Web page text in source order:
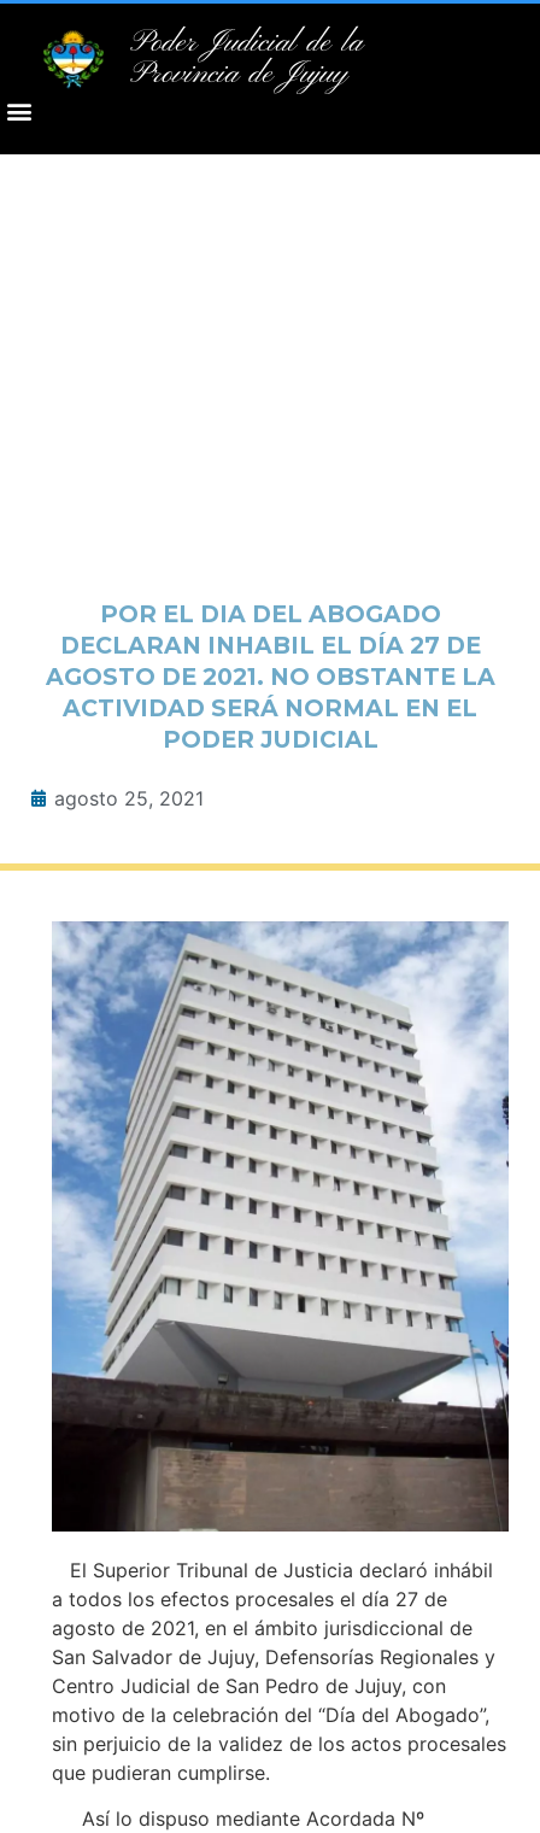
Poder Judicial de la
Provincia de Jujuy
POR EL DIA DEL ABOGADO
DECLARAN INHABIL EL DÍA 27 DE
AGOSTO DE 2021. NO OBSTANTE LA
ACTIVIDAD SERÁ NORMAL EN EL
PODER JUDICIAL
agosto 25, 2021
El Superior Tribunal de Justicia declaró inhábil
a todos los efectos procesales el día 27 de
agosto de 2021, en el ámbito jurisdiccional de
San Salvador de Jujuy, Defensorías Regionales y
Centro Judicial de San Pedro de Jujuy, con
motivo de la celebración del “Día del Abogado”,
sin perjuicio de la validez de los actos procesales
que pudieran cumplirse.
Así lo dispuso mediante Acordada Nº